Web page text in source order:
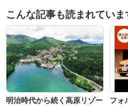
こんな記事も読まれていま
明治時代から続く高原リゾー
フォ